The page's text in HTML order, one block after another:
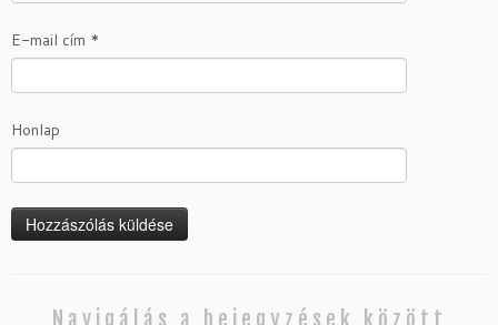
E-mail cím *
Honlap
Navigálás a bejegyzések között